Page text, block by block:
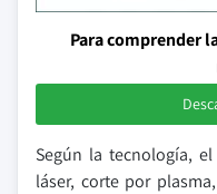
Para comprender
Según la tecnología,
láser, corte por